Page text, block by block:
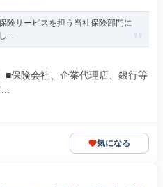
険サービスを担う当社保険部門に
...
■保険会社、企業代理店、銀行等
気になる